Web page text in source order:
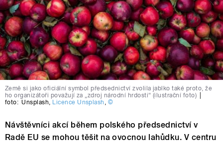
Země si jako oficiální symbol předsednictví zvolila jablko také proto, že
ho organizátoři považují za „zdroj národní hrdosti“ (ilustrační foto)
foto: Unsplash, Licence Unsplash , ©
Návštěvníci akcí během polského předsednictví v
Radě EU se mohou těšit na ovocnou lahůdku. V centru